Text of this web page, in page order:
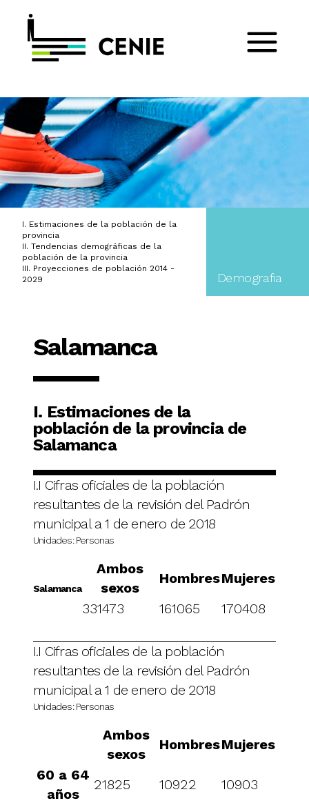
I. Estimaciones de la población de la
provincia
II. Tendencias demográficas de la
población de la provincia
III. Proyecciones de población 2014 -
2029
Demografia
Salamanca
I. Estimaciones de la
población de la provincia de
Salamanca
I.I Cifras oficiales de la población
resultantes de la revisión del Padrón
municipal a 1 de enero de 2018
Unidades: Personas
Salamanca
Ambos
sexos
HombresMujeres
331473
161065 170408
I.I Cifras oficiales de la población
resultantes de la revisión del Padrón
municipal a 1 de enero de 2018
Unidades: Personas
Ambos
sexos
HombresMujeres
60 a 64
años
21825 10922
10903